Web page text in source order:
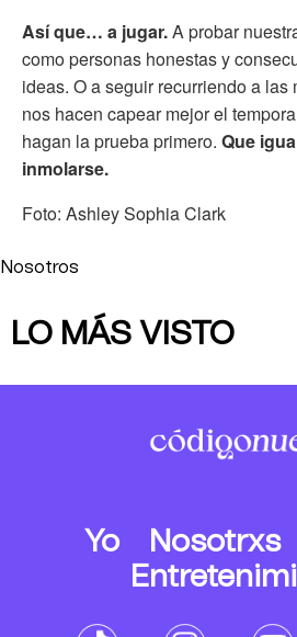
Así que… a jugar.A probar
como personas honestas y
ideas. O a seguir recurriendo a
nos hacen capear mejor el
hagan la prueba primero. Que
inmolarse.
Foto: Ashley Sophia Clark
Nosotros
LO MÁS VISTO
Yo Nosotrxs